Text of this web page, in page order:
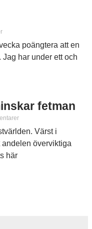
poängtera att en
Jag har under ett och
fetman
Värst i
överviktiga
här